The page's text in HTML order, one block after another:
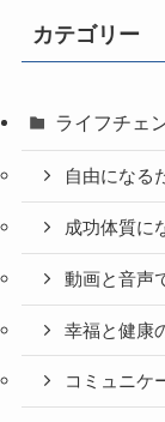
カテゴリー
ライフチェ
自由になる
成功体質に
動画と音声
幸福と健康
コミュニケ